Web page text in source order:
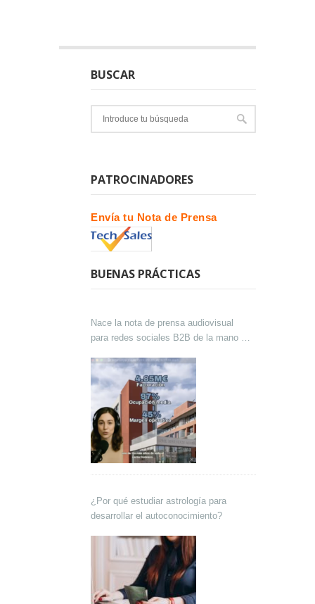
BUSCAR
PATROCINADORES
Envía tu Nota de Prensa
BUENAS PRÁCTICAS
Nace la nota de prensa audiovisual
para redes sociales B2B de la mano de
¿Por qué estudiar astrología para
desarrollar el autoconocimiento?